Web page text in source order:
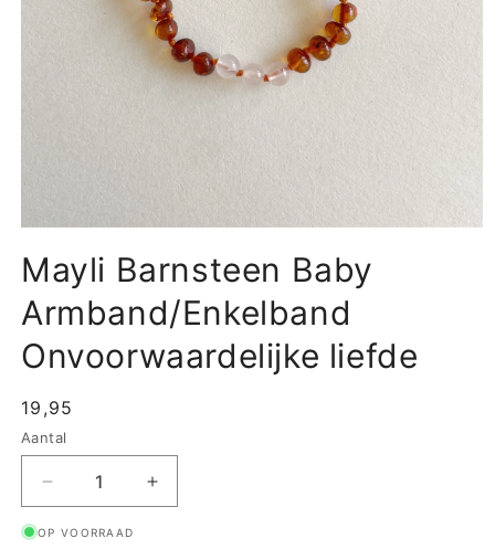
openen
in
modaal
Mayli Barnsteen Baby
Armband/Enkelband
Onvoorwaardelijke liefde
Normale
prijs
19,95
Aantal
Aantal
Aantal
verlagen
voor
Aantal
verhogen
OP VOORRAAD